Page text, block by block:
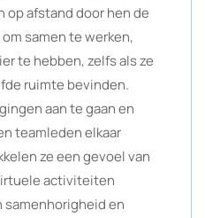
op afstand door hen de
samen te werken,
te hebben, zelfs als ze
ruimte bevinden.
aan te gaan en
teamleden elkaar
ze een gevoel van
activiteiten
samenhorigheid en